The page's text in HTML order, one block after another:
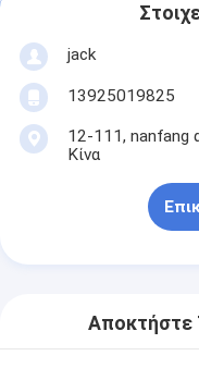
jack
13925019825
12-111, nanfang
Κίνα
Αποκτήστε